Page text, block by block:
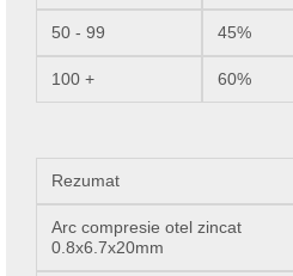
50 - 99 45%
100 + 60%
Rezumat
Arc compresie otel zincat
0.8x6.7x20mm